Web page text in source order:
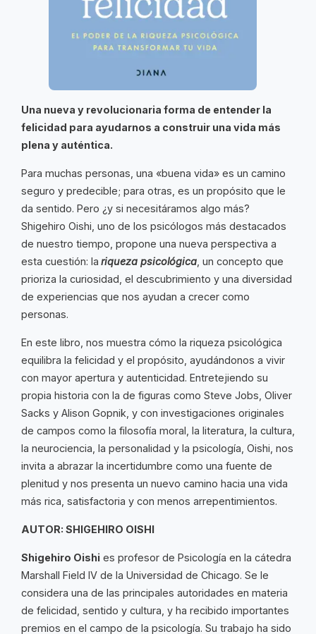
Una nueva y revolucionaria forma de entender la
felicidad para ayudarnos a construir una vida más
plena y auténtica.
Para muchas personas, una «buena vida» es un camino
seguro y predecible; para otras, es un propósito que le
da sentido. Pero ¿y si necesitáramos algo más?
Shigehiro Oishi, uno de los psicólogos más destacados
de nuestro tiempo, propone una nueva perspectiva a
esta cuestión: la riqueza psicológica , un concepto que
prioriza la curiosidad, el descubrimiento y una diversidad
de experiencias que nos ayudan a crecer como
personas.
En este libro, nos muestra cómo la riqueza psicológica
equilibra la felicidad y el propósito, ayudándonos a vivir
con mayor apertura y autenticidad. Entretejiendo su
propia historia con la de figuras como Steve Jobs, Oliver
Sacks y Alison Gopnik, y con investigaciones originales
de campos como la filosofía moral, la literatura, la cultura,
la neurociencia, la personalidad y la psicología, Oishi, nos
invita a abrazar la incertidumbre como una fuente de
plenitud y nos presenta un nuevo camino hacia una vida
más rica, satisfactoria y con menos arrepentimientos.
AUTOR: SHIGEHIRO OISHI
Shigehiro Oishi es profesor de Psicología en la cátedra
Marshall Field IV de la Universidad de Chicago. Se le
considera una de las principales autoridades en materia
de felicidad, sentido y cultura, y ha recibido importantes
premios en el campo de la psicología. Su trabajo ha sido